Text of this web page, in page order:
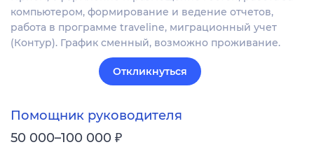
компьютером, формирование и ведение отчетов,
работа в программе traveline, миграционный учет
(Контур). График сменный, возможно проживание.
Откликнуться
Помощник руководителя
50 000–100 000 ₽